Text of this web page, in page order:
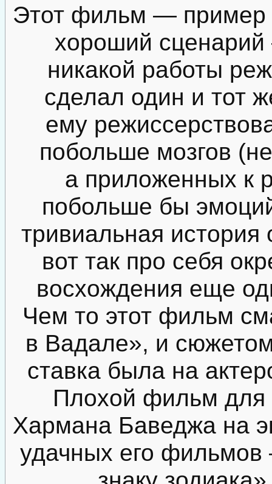
Этот фильм — пример
хороший
никакой работы
сделал один и тот
ему
побольше мозгов
а приложенных к
побольше бы
тривиальная история
вот так про себя
восхождения еще
Чем то этот фильм
в Вадале», и
ставка была на
Плохой фильм для
Хармана Баведжа на
удачных его